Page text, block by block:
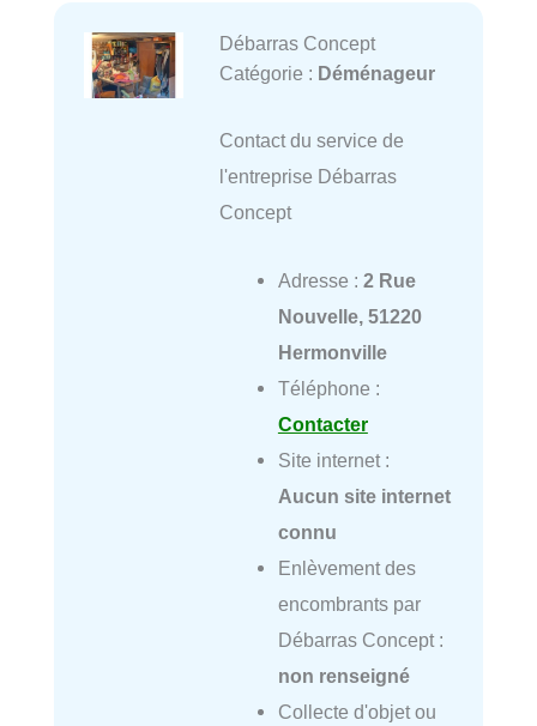
Débarras Concept
Catégorie : Déménageur
Contact du service de
l'entreprise Débarras
Concept
Adresse : 2 Rue
Nouvelle, 51220
Hermonville
Téléphone :
Contacter
Site internet :
Aucun site internet
connu
Enlèvement des
encombrants par
Débarras Concept :
non renseigné
Collecte d'objet ou